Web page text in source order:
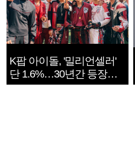
K팝 아이돌, '밀리언셀러'
단 1.6%…30년간 등장
1182개팀 전수조사